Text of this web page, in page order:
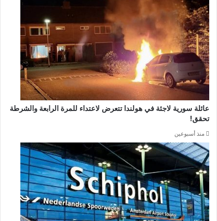
عائلة سورية لاجئة في هولندا تتعرض لاعتداء للمرة الرابعة والشرطة
تحقق!
منذ أسبوعين